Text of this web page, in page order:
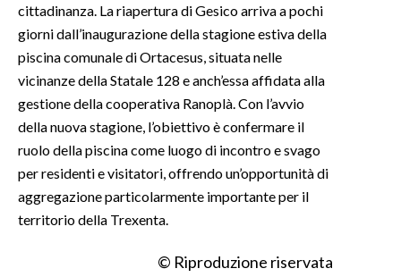
NECROLOGI
PUBBLICITÀ
STORE
cittadinanza. La riapertura di Gesico arriva a pochi
giorni dall’inaugurazione della stagione estiva della
piscina comunale di Ortacesus, situata nelle
vicinanze della Statale 128 e anch’essa affidata alla
gestione della cooperativa Ranoplà. Con l’avvio
della nuova stagione, l’obiettivo è confermare il
ruolo della piscina come luogo di incontro e svago
per residenti e visitatori, offrendo un’opportunità di
aggregazione particolarmente importante per il
territorio della Trexenta.
© Riproduzione riservata